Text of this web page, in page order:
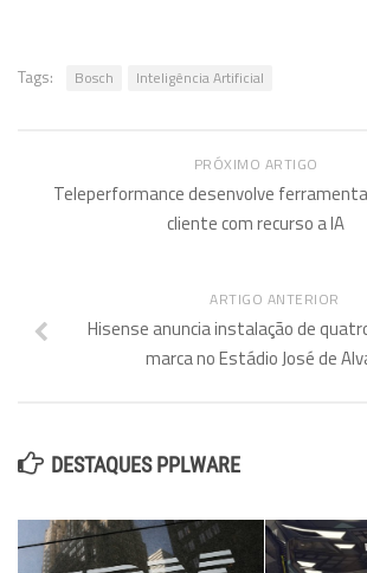
Tags: Bosch Inteligência Artificial
PRÓXIMO ARTIGO
Teleperformance desenvolve
cliente com recurso a IA
ARTIGO ANTERIOR
Hisense anuncia instalação de
marca no Estádio José de
DESTAQUES PPLWARE